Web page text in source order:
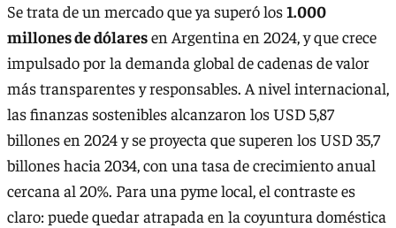
Se trata de un mercado que ya superó los1.000
millones de dólaresen Argentina en 2024, y que crece
impulsado por la demanda global de cadenas de valor
más transparentes y responsables. A nivel internacional,
las finanzas sostenibles alcanzaron los USD 5,87
billones en 2024 y se proyecta que superen los USD 35,7
billones hacia 2034, con una tasa de crecimiento anual
cercana al 20%. Para una pyme local, el contraste es
claro: puede quedar atrapada en la coyuntura doméstica